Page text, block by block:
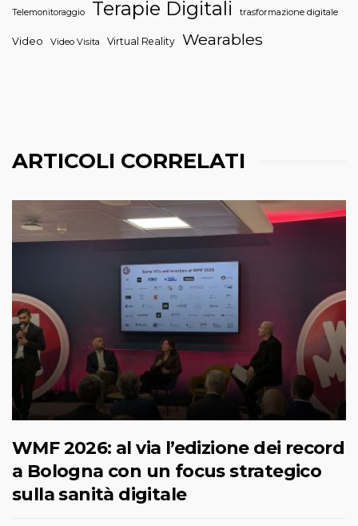
Telemonitoraggio Terapie Digitali trasformazione digitale
Video Video Visita Virtual Reality Wearables
ARTICOLI CORRELATI
WMF 2026: al via l’edizione dei record
a Bologna con un focus strategico
sulla sanità digitale